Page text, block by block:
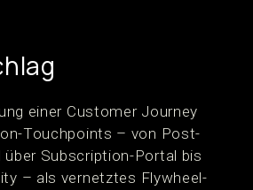
einer Customer Journey
Touchpoints – von Post-
über Subscription-Portal bis
– als vernetztes Flywheel-